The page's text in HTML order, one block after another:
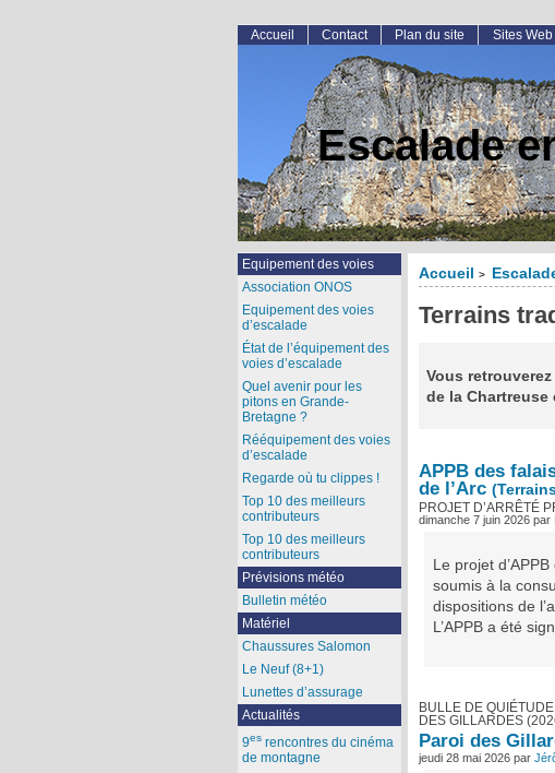
Escalade
Accueil >
Terrains
Vous
de la Chartreuse
APPB des
de l’Arc
PROJET D’ARRÊTÉ
dimanche 7 juin 2026 par
Le projet
soumis à la
dispositions de
L’APPB a été
BULLE DE
DES GILLARDES
Paroi des
jeudi 28 mai 2026 par
Accueil Contact Plan du site Sites Web
Equipement des voies
Association ONOS
Equipement des voies
d’escalade
État de l’équipement des
voies d’escalade
Quel avenir pour les
pitons en Grande-
Bretagne ?
Rééquipement des voies
d’escalade
Regarde où tu clippes !
Top 10 des meilleurs
contributeurs
Top 10 des meilleurs
contributeurs
Prévisions météo
Bulletin météo
Matériel
Chaussures Salomon
Le Neuf (8+1)
Lunettes d’assurage
Actualités
9esrencontres du cinéma
de montagne